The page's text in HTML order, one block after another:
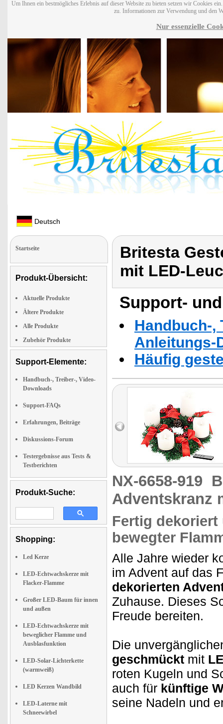
Um Ihnen ein bestmögliches Erlebnis auf dieser Website zu bieten setzen wir Cookies
zu. Informationen zur Verwendung und den
Nur essenzielle
Deutsch
Startseite
Produkt-Übersicht:
Aktuelle Produkte
Ältere Produkte
Alle Produkte
Zubehör Produkte
Support-Elemente:
Handbuch-, Treiber-, Video-
Downloads
Support-FAQs
Erfahrungen, Beiträge
Diskussions-Forum
Testergebnisse aus Tests &
Testberichten
Produkt-Suche:
Shopping:
Led Kerze
LED-Echtwachskerze mit
Flacker-Flamme
Großer LED-Baum für innen
und außen
LED-Echtwachskerze mit
beweglicher Flamme und
Ausblasfunktion
LED-Solar-Lichterkette
(warmweiß)
LED Kerzen Wandbild
LED-Laterne mit
Schneewirbel
Britesta
mit LED-
Support-
Handbuch-,
Anleitungs-
Häufig
NX-6658-919
Adventskranz
Fertig dekoriert
bewegter
Alle Jahre wieder
im Advent auf das
dekorierten
Zuhause. Dieses
Freude bereiten.
Die
geschmückt mit
roten Kugeln und
auch für künftige
seine Nadeln und